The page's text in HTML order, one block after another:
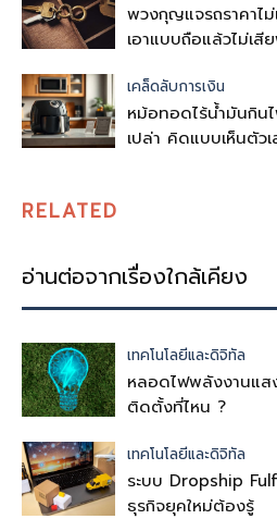
พวงกุญแจรถราคาไม่
เอาแบบถือแล้วไม่เสี
เคล็ดลับการเงิน
หม้อทอดไร้น้ำมันกิน
เปล่า คิดแบบเห็นตัว
RELATED
อ่านต่อจากเรื่องใกล้เคียง
เทคโนโลยีและดิจิทัล
หลอดไฟพลังงานแส
ติดตั้งที่ไหน ?
เทคโนโลยีและดิจิทัล
ระบบ Dropship
ธุรกิจยุคใหม่ต้องรู้